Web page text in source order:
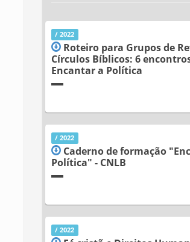
/ 2022
Roteiro para Grupos de
Círculos Bíblicos: 6
Encantar a Política
/ 2022
Caderno de formação
Política" - CNLB
/ 2022